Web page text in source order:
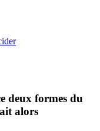
deux formes du
alors